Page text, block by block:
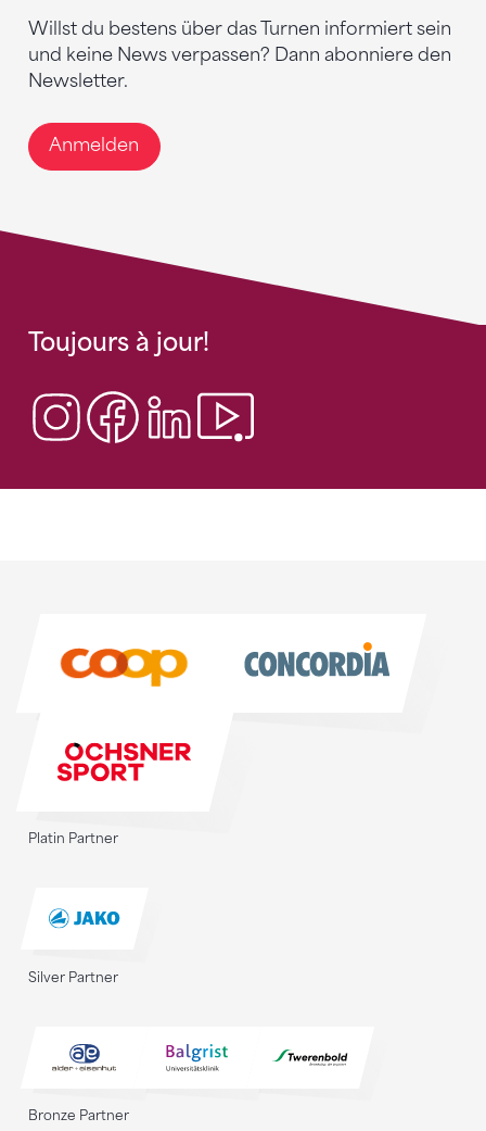
Willst du bestens über das Turnen informiert sein
und keine News verpassen? Dann abonniere den
Newsletter.
Anmelden
Toujours à jour!
Platin Partner
Silver Partner
Bronze Partner